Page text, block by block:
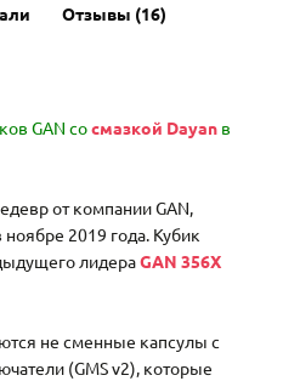
Отзывы (16)
GAN сосмазкой Dayan в
от компании GAN,
2019 года. Кубик
лидераGAN 356X
не сменные капсулы с
(GMS v2), которые